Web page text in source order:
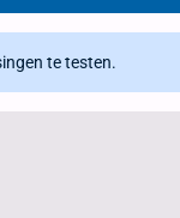
te testen.